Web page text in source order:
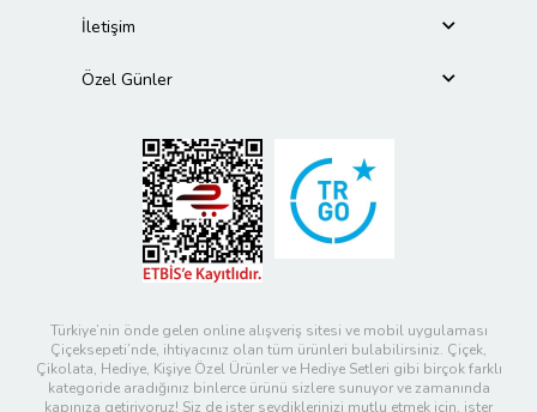
İletişim
Özel Günler
Türkiye’nin önde gelen online alışveriş sitesi ve mobil uygulaması
Çiçeksepeti’nde, ihtiyacınız olan tüm ürünleri bulabilirsiniz. Çiçek,
Çikolata, Hediye, Kişiye Özel Ürünler ve Hediye Setleri gibi birçok farklı
kategoride aradığınız binlerce ürünü sizlere sunuyor ve zamanında
kapınıza getiriyoruz! Siz de ister sevdiklerinizi mutlu etmek için, ister